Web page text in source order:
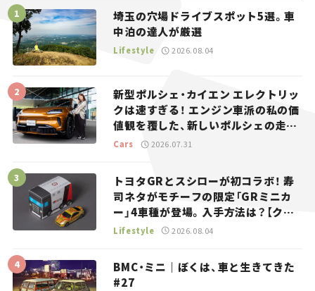
埼玉の穴場ドライブスポット5選。車
中泊の達人が厳選
Lifestyle 2026.08.04
新型ポルシェ・カイエン エレクトリッ
クは速すぎる！ エンジン車派の私の価
値観を覆した、新しいポルシェの走
り。
Cars 2026.07.31
トヨタGRとスシローが初コラボ！ 寿
司ネタがモチーフの限定「GRミニカ
ー」4車種が登場。入手方法は？【クル
マとホビー】
Lifestyle 2026.08.04
BMC・ミニ｜ぼくは、車と生きてきた
#27